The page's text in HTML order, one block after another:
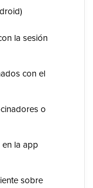
la sesión
con el
o
la app
sobre